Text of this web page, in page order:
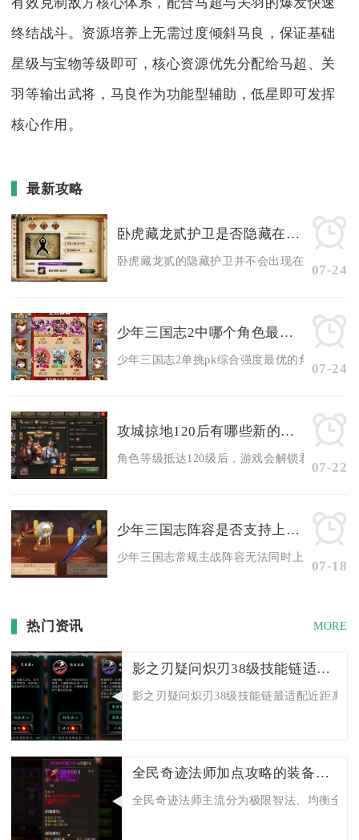
终结战斗。资源培养上无需过度倾斜马良，保证基础
星级与宝物等级即可，核心资源优先分配给马超、关
羽等输出武将，马良作为功能型辅助，低星即可发挥
核心作用。
最新攻略
卧虎藏龙贰护卫是否隐藏在哪里
卧虎藏龙贰的隐藏护卫并不会出现在主线自动
07-24
少年三国志2中哪个角色最适合单挑pk
少年三国志2单挑pk综合强度最优的角色为苍
07-24
攻城掠地120后有哪些新的战斗模式
角色等级抵达120级后，游戏会解锁君王试炼
07-22
少年三国志阵容是否支持上两个武将
少年三国志常规主战阵容无法同时上阵两名完
07-18
热门资讯 MORE
影之刃疑问炽刃38级技能链适合哪种战斗方式
影之刃疑问炽刃38级技能链最适配近距离
全民奇迹法师加点攻略的装备推荐是什么
全民奇迹法师主流分为极限智法、均衡全